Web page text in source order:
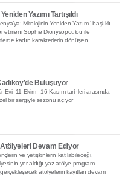
Yazımı Tartışıldı
Mitolojinin Yeniden Yazımı’ başlıklı
Sophie Dionysopoulou ile
kadın karakterlerin dönüşen
Buluşuyor
Evi, 11 Ekim - 16 Kasım tarihleri arasında
bir sergiyle sezonu açıyor
Devam Ediyor
ve yetişkinlerin katılabileceği,
yer aldığı yaz atölye programı
atölyelerin kayıtları devam